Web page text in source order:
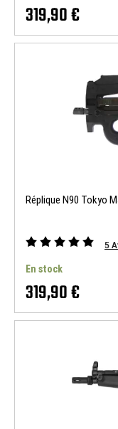
319,90 €
Réplique N90 Tokyo
5
En stock
319,90 €